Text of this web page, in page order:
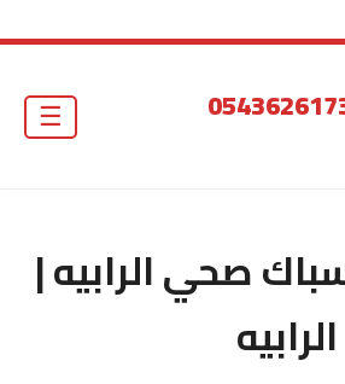
صحي الرابيه |